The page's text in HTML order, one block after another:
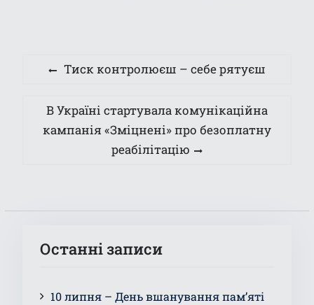
Навігація
Previous
Тиск контролюєш – себе рятуєш
Next
post:
В Україні стартувала комунікаційна
кампанія «Зміцнені» про безоплатну
реабілітацію
Останні записи
10 липня – День вшанування пам’яті